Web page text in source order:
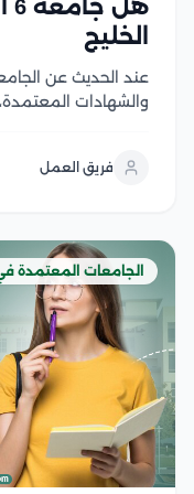
الخليج
عند الحديث عن
والشهادات
الاعتراف بشهادات
فريق العمل
الجامعات المعتمدة